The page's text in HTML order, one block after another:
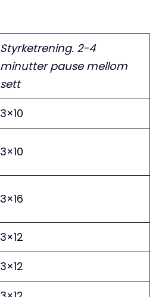
Styrketrening. 2-4
minutter pause mellom
sett
3×10
3×10
3×16
3×12
3×12